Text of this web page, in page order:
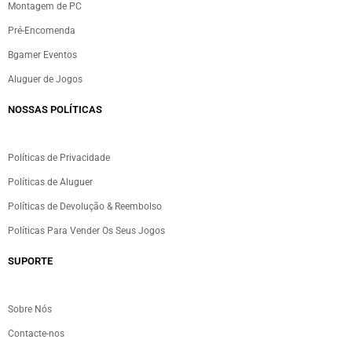
Montagem de PC
Pré-Encomenda
Bgamer Eventos
Aluguer de Jogos
NOSSAS POLÍTICAS
Políticas de Privacidade
Políticas de Aluguer
Políticas de Devolução & Reembolso
Políticas Para Vender Os Seus Jogos
SUPORTE
Sobre Nós
Contacte-nos